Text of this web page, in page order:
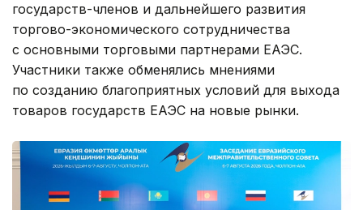
государств-членов и дальнейшего развития
торгово-экономического сотрудничества
с основными торговыми партнерами ЕАЭС.
Участники также обменялись мнениями
по созданию благоприятных условий для выхода
товаров государств ЕАЭС на новые рынки.